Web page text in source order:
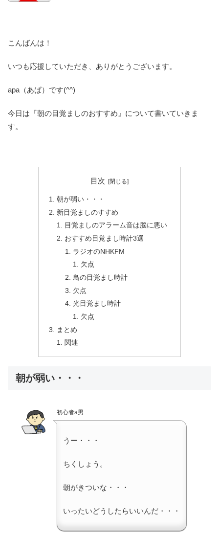
こんばんは！
いつも応援していただき、ありがとうございます。
apa（あぱ）です(^^)
今日は『朝の目覚ましのおすすめ』について書いていきま
す。
目次
朝が弱い・・・
新目覚ましのすすめ
目覚ましのアラーム音は脳に悪い
おすすめ目覚まし時計3選
ラジオのNHKFM
欠点
鳥の目覚まし時計
欠点
光目覚まし時計
欠点
まとめ
関連
朝が弱い・・・
初心者a男
うー・・・
ちくしょう。
朝がきついな・・・
いったいどうしたらいいんだ・・・